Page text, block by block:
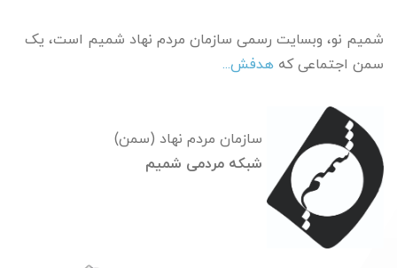
شمیم نو، وبسایت رسمی سازمان مردم نهاد شمیم است، یک
سمن اجتماعی که هدفش...
سازمان مردم نهاد (سمن)
شبکه مردمی شمیم